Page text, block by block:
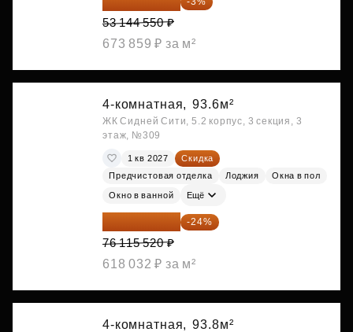
53 144 550 ₽
673 859 ₽ за м²
4-комнатная, 93.6м²
ЖК Сидней Сити, 5.2 корпус, 3 секция, 3
этаж, №309
1 кв 2027
Скидка
Предчистовая отделка
Лоджия Окна в пол
Окно в ванной Ещё
57 847 795 ₽ -24%
76 115 520 ₽
618 032 ₽ за м²
4-комнатная, 93.8м²